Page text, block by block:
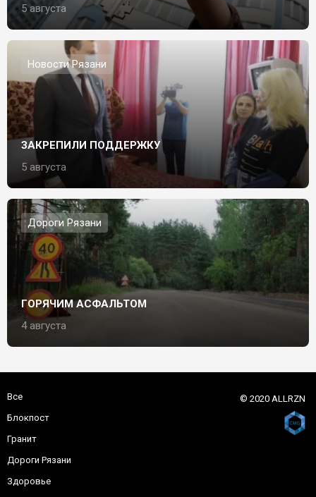
5 августа
Новости Рязани
ЗАКРЕПИЛИ ПОДДЕРЖКУ
5 августа
Дороги Рязани
ГОРЯЧИМ АСФАЛЬТОМ
4 августа
Все
Блокпост
Гранит
Дороги Рязани
Здоровье
© 2020 ALLRZN